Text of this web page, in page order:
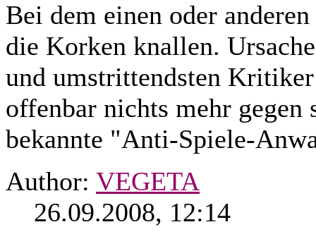
Bei dem einen oder
die Korken knallen.
und umstrittendsten
offenbar nichts mehr gegen
bekannte "Anti-Spiele-
Author: VEGETA
26.09.2008, 12:14